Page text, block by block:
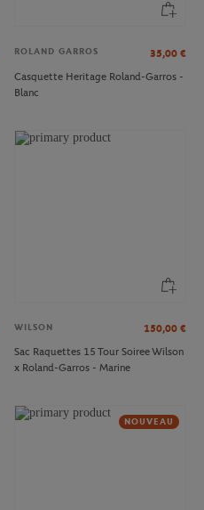
ROLAND GARROS 35,00 €
Casquette Heritage Roland-Garros -
Blanc
WILSON 150,00 €
Sac Raquettes 15 Tour Soiree Wilson
x Roland-Garros - Marine
NOUVEAU